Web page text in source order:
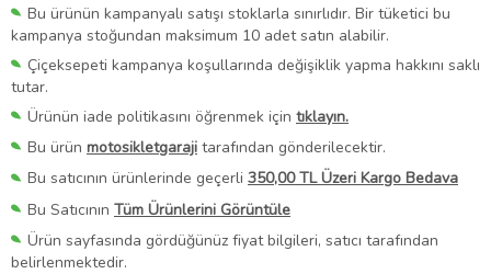
Bu ürünün kampanyalı satışı stoklarla sınırlıdır. Bir tüketici bu
kampanya stoğundan maksimum 10 adet satın alabilir.
Çiçeksepeti kampanya koşullarında değişiklik yapma hakkını saklı
tutar.
Ürünün iade politikasını öğrenmek için tıklayın.
Bu ürün motosikletgaraji tarafından gönderilecektir.
Bu satıcının ürünlerinde geçerli 350,00 TL Üzeri Kargo Bedava
Bu Satıcının Tüm Ürünlerini Görüntüle
Ürün sayfasında gördüğünüz fiyat bilgileri, satıcı tarafından
belirlenmektedir.